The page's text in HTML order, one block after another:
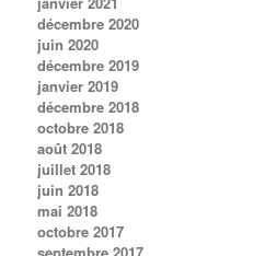
décembre 2020
juin 2020
décembre 2019
janvier 2019
décembre 2018
octobre 2018
août 2018
juillet 2018
juin 2018
mai 2018
octobre 2017